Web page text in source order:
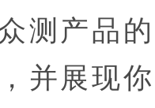
测产品的
并展现你